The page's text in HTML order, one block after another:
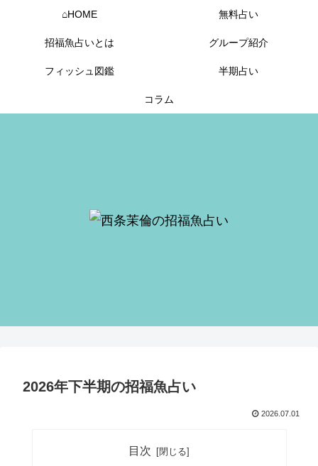
⌂HOME 無料占い
招福魚占いとは グループ紹介
フィッシュ図鑑 半期占い
コラム
2026年下半期の招福魚占い
2026.07.01
目次